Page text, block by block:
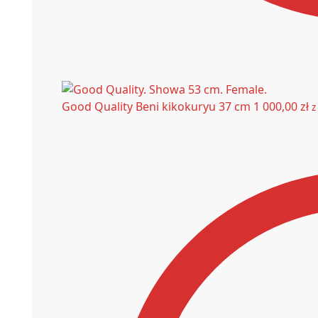
Good Quality Beni kikokuryu 37 cm 1 000,00zł z